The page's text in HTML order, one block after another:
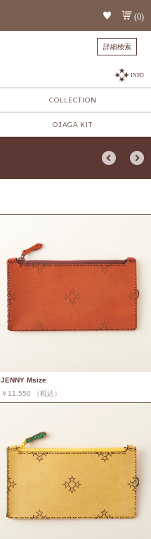
(0)
詳細検索
INFO
COLLECTION
OJAGA KIT
JENNY Msize
￥11,550 （税込）